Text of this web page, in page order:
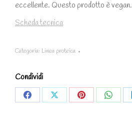
eccellente. Questo prodotto è vegan.
Scheda tecnica
Categoria: Linea proteica
Condividi
Share
Share
Share
Share